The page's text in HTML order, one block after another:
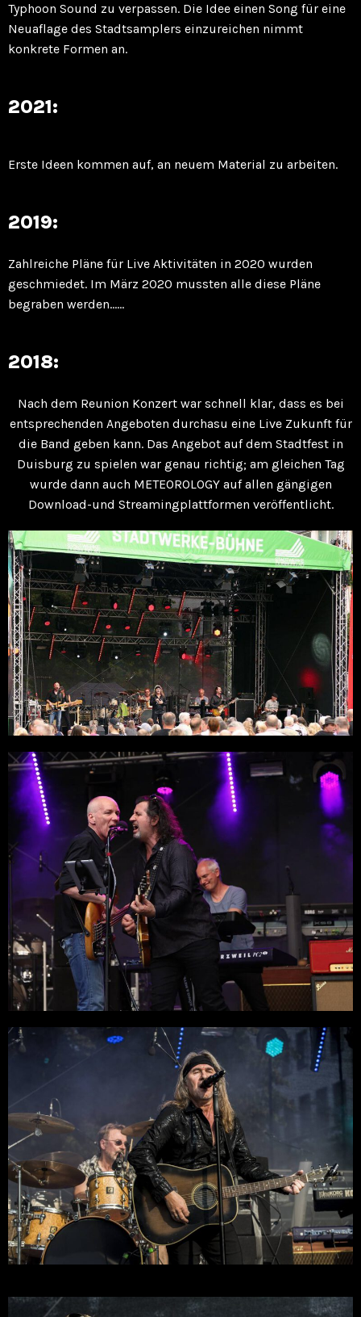
Typhoon Sound zu verpassen. Die Idee einen Song für eine
Neuaflage des Stadtsamplers einzureichen nimmt
konkrete Formen an.
2021:
Erste Ideen kommen auf, an neuem Material zu arbeiten.
2019:
Zahlreiche Pläne für Live Aktivitäten in 2020 wurden
geschmiedet. Im März 2020 mussten alle diese Pläne
begraben werden……
2018:
Nach dem Reunion Konzert war schnell klar, dass es bei
entsprechenden Angeboten durchasu eine Live Zukunft für
die Band geben kann. Das Angebot auf dem Stadtfest in
Duisburg zu spielen war genau richtig; am gleichen Tag
wurde dann auch METEOROLOGY auf allen gängigen
Download-und Streamingplattformen veröffentlicht.